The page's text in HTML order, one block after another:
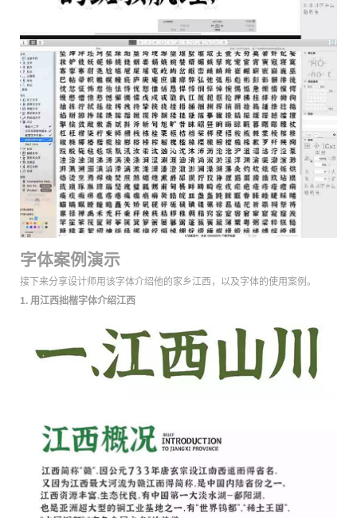
字体案例演示
接下来分享设计师用该字体介绍他的家乡江西，以及字体的使用案例。
1. 用江西拙楷字体介绍江西